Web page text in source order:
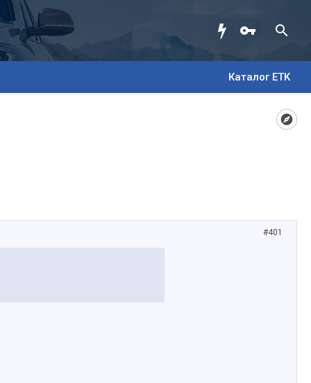
Каталог ETK
#401